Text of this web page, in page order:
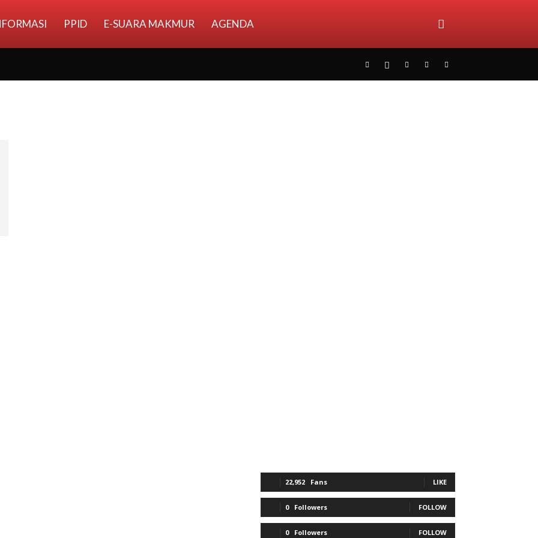
PPID E-SUARA MAKMUR AGENDA
22,952 Fans LIKE
0 Followers FOLLOW
0 Followers FOLLOW